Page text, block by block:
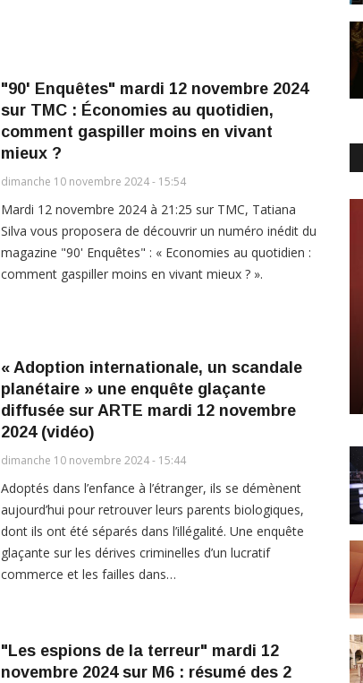
"90' Enquêtes" mardi 12 novembre 2024
sur TMC : Économies au quotidien,
comment gaspiller moins en vivant
mieux ?
dimanche 10 novembre 2024 - 15:54
Mardi 12 novembre 2024 à 21:25 sur TMC, Tatiana
Silva vous proposera de découvrir un numéro inédit du
magazine "90' Enquêtes" : « Economies au quotidien :
comment gaspiller moins en vivant mieux ? ».
« Adoption internationale, un scandale
planétaire » une enquête glaçante
diffusée sur ARTE mardi 12 novembre
2024 (vidéo)
dimanche 10 novembre 2024 - 15:44
Adoptés dans l’enfance à l’étranger, ils se démènent
aujourd’hui pour retrouver leurs parents biologiques,
dont ils ont été séparés dans l’illégalité. Une enquête
glaçante sur les dérives criminelles d’un lucratif
commerce et les failles dans…
"Les espions de la terreur" mardi 12
novembre 2024 sur M6 : résumé des 2